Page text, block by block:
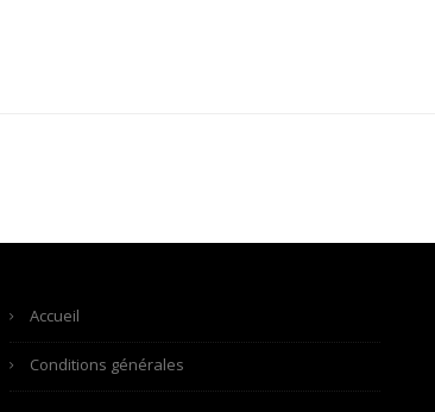
Accueil
Conditions générales